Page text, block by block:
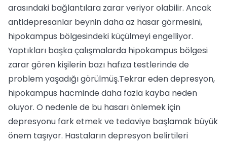
arasında­ki bağlantılara zarar veriyor olabilir. Ancak
antidepresanlar beynin daha az hasar gör­mesini,
hipokampus bölgesindeki küçül­meyi engelliyor.
Yaptıkları başka çalışma­larda hipokampus bölgesi
zarar gören kişi­lerin bazı hafıza testlerinde de
problem ya­şadığı görülmüş.Tekrar eden depresyon,
hi­pokampus hacminde daha fazla kayba ne­den
oluyor. O nedenle de bu hasarı önle­mek için
depresyonu fark etmek ve tedavi­ye başlamak büyük
önem taşıyor. Hastala­rın depresyon belirtileri